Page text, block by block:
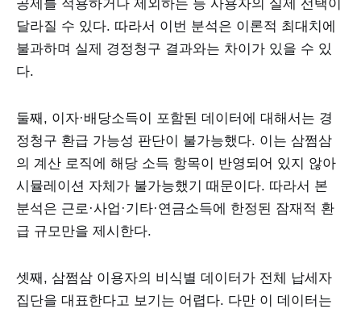
공제를 적용하거나 제외하는 등 사용자의 실제 선택이
달라질 수 있다. 따라서 이번 분석은 이론적 최대치에
불과하며 실제 경정청구 결과와는 차이가 있을 수 있
다.
둘째, 이자·배당소득이 포함된 데이터에 대해서는 경
정청구 환급 가능성 판단이 불가능했다. 이는 삼쩜삼
의 계산 로직에 해당 소득 항목이 반영되어 있지 않아
시뮬레이션 자체가 불가능했기 때문이다. 따라서 본
분석은 근로·사업·기타·연금소득에 한정된 잠재적 환
급 규모만을 제시한다.
셋째, 삼쩜삼 이용자의 비식별 데이터가 전체 납세자
집단을 대표한다고 보기는 어렵다. 다만 이 데이터는